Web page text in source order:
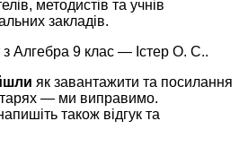
методистів та учнів
закладів.
з Алгебра 9 клас — Істер О. С..
як завантажити та посилання
— ми виправимо.
також відгук та